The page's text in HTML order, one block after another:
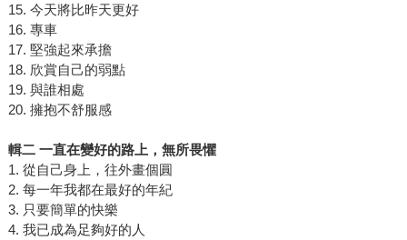
15. 今天將比昨天更好
16. 專車
17. 堅強起來承擔
18. 欣賞自己的弱點
19. 與誰相處
20. 擁抱不舒服感
輯二 一直在變好的路上，無所畏懼
1. 從自己身上，往外畫個圓
2. 每一年我都在最好的年紀
3. 只要簡單的快樂
4. 我已成為足夠好的人